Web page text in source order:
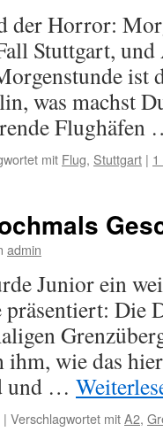
der Horror:
Stuttgart,
ist
was machst
mit Flug, Stuttgart |
admin
Junior ein
präsentiert: Die
ihm, wie das
und …
| Verschlagwortet mitA2,